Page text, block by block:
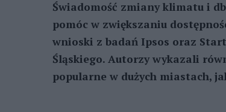
Świadomość zmiany klimatu i
pomóc w zwiększaniu
wnioski z badań Ipsos oraz
Śląskiego. Autorzy wykazali
popularne w dużych miastach,